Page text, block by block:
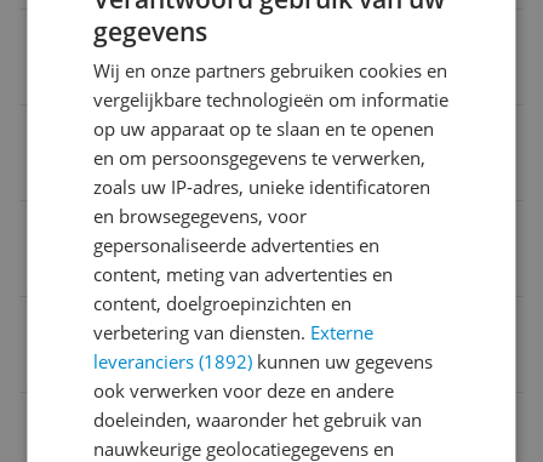
Uitzonderingen fabrieksgarantie
Schade veroorzaakt door onjuist gebruik
Soort model
Hangend
Product breedte
eWaste
Diameter
gegevens
Wij en onze partners gebruiken cookies en
vergelijkbare technologieën om informatie
op uw apparaat op te slaan en te openen
en om persoonsgegevens te verwerken,
zoals uw IP-adres, unieke identificatoren
en browsegegevens, voor
gepersonaliseerde advertenties en
content, meting van advertenties en
content, doelgroepinzichten en
verbetering van diensten. Externe
leveranciers (1892) kunnen uw gegevens
ook verwerken voor deze en andere
doeleinden, waaronder het gebruik van
nauwkeurige geolocatiegegevens en